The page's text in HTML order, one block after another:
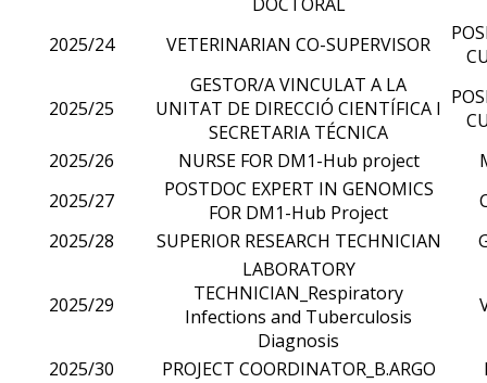
2025/24
VETERINARIAN CO-SUPERVISOR
2025/25
GESTOR/A VINCULAT A LA
UNITAT DE DIRECCIÓ CIENTÍFICA I
SECRETARIA TÉCNICA
2025/26
NURSE FOR DM1-Hub project
2025/27
POSTDOC EXPERT IN GENOMICS
FOR DM1-Hub Project
2025/28
SUPERIOR RESEARCH TECHNICIAN
2025/29
LABORATORY
TECHNICIAN_Respiratory
Infections and Tuberculosis
Diagnosis
2025/30 PROJECT COORDINATOR_B.ARGO